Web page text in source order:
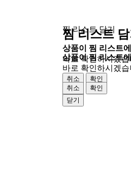
찜 리스트 담기
상품이 찜 리스트
바로 확인하시겠습
취소
확인
닫기
찜 리스트 담
상품이 찜 리스트
바로 확인하시겠습
취소
확인
닫기